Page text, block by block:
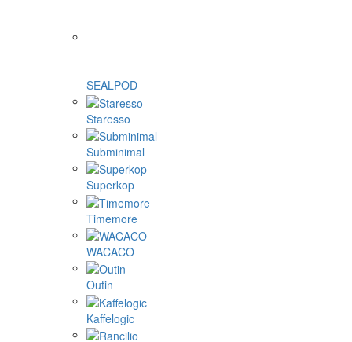
SEALPOD
Staresso
Subminimal
Superkop
Timemore
WACACO
Outin
Kaffelogic